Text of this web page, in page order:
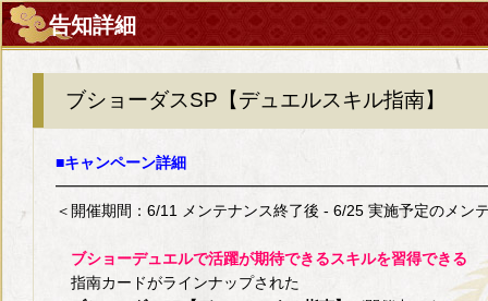
告知詳細
ブショーダスSP【デュエルスキル指南】
■キャンペーン詳細
＜開催期間：6/11 メンテナンス終了後 - 6/25 実施予定のメン
ブショーデュエルで活躍が期待できるスキルを習得できる
指南カードがラインナップされた